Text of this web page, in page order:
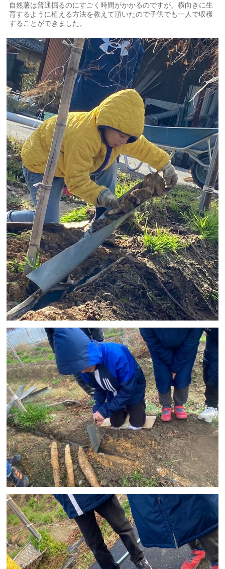
自然薯は普通掘るのにすごく時間がかかるのですが、横向きに生
育するように植える方法を教えて頂いたので子供でも一人で収穫
することができました。